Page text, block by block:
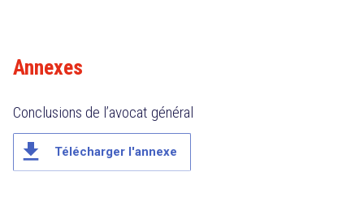
Annexes
Conclusions de l’avocat général
file_download Télécharger l'annexe